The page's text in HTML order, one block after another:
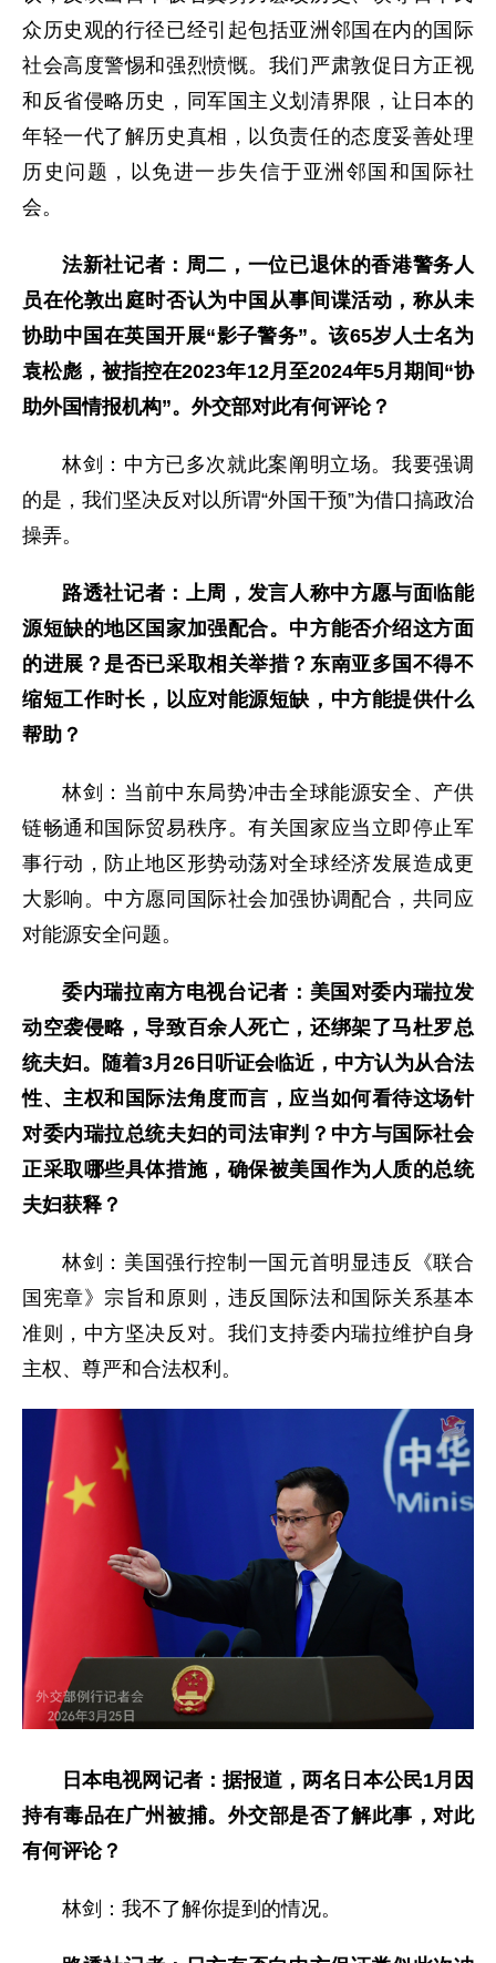
众历史观的行径已经引起包括亚洲邻国在内的国际
社会高度警惕和强烈愤慨。我们严肃敦促日方正视
和反省侵略历史，同军国主义划清界限，让日本的
年轻一代了解历史真相，以负责任的态度妥善处理
历史问题，以免进一步失信于亚洲邻国和国际社
会。
法新社记者：周二，一位已退休的香港警务人
员在伦敦出庭时否认为中国从事间谍活动，称从未
协助中国在英国开展“影子警务”。该65岁人士名为
袁松彪，被指控在2023年12月至2024年5月期间“协
助外国情报机构”。外交部对此有何评论？
林剑：中方已多次就此案阐明立场。我要强调
的是，我们坚决反对以所谓“外国干预”为借口搞政治
操弄。
路透社记者：上周，发言人称中方愿与面临能
源短缺的地区国家加强配合。中方能否介绍这方面
的进展？是否已采取相关举措？东南亚多国不得不
缩短工作时长，以应对能源短缺，中方能提供什么
帮助？
林剑：当前中东局势冲击全球能源安全、产供
链畅通和国际贸易秩序。有关国家应当立即停止军
事行动，防止地区形势动荡对全球经济发展造成更
大影响。中方愿同国际社会加强协调配合，共同应
对能源安全问题。
委内瑞拉南方电视台记者：美国对委内瑞拉发
动空袭侵略，导致百余人死亡，还绑架了马杜罗总
统夫妇。随着3月26日听证会临近，中方认为从合法
性、主权和国际法角度而言，应当如何看待这场针
对委内瑞拉总统夫妇的司法审判？中方与国际社会
正采取哪些具体措施，确保被美国作为人质的总统
夫妇获释？
林剑：美国强行控制一国元首明显违反《联合
国宪章》宗旨和原则，违反国际法和国际关系基本
准则，中方坚决反对。我们支持委内瑞拉维护自身
主权、尊严和合法权利。
日本电视网记者：据报道，两名日本公民1月因
持有毒品在广州被捕。外交部是否了解此事，对此
有何评论？
林剑：我不了解你提到的情况。